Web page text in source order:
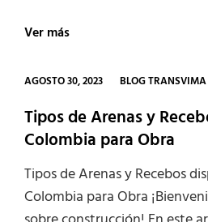
Ver másEstilos
para
de
Obra
en
apartamentos
en
Obra
gris
AGOSTO 30, 2023 CATEGORIES
BLOG TRANSVIMA
Tipos de Arenas y
Colombia para Obra
Tipos de Arenas y Recebos
Colombia para Obra